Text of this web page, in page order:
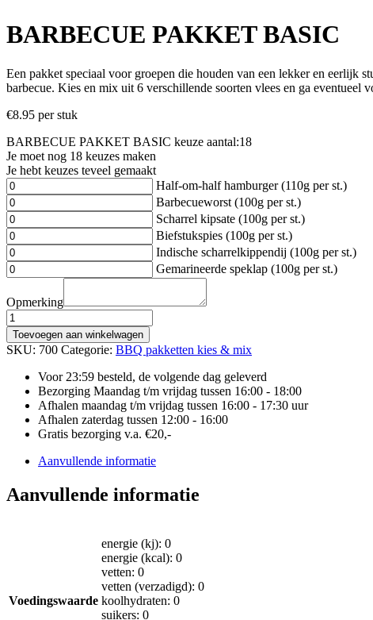
BARBECUE PAKKET BASIC
Een pakket speciaal voor groepen die houden van een lekker en eerlijk
barbecue. Kies en mix uit 6 verschillende soorten vlees en ga eventueel
€8.95 per stuk
BARBECUE PAKKET BASIC keuze aantal:18
Je moet nog 18 keuzes maken
Je hebt keuzes teveel gemaakt
Half-om-half hamburger (110g per st.)
Barbecueworst (100g per st.)
Scharrel kipsate (100g per st.)
Biefstukspies (100g per st.)
Indische scharrelkippendij (100g per st.)
Gemarineerde speklap (100g per st.)
Opmerking
BARBECUE
PAKKET
BASIC
aantal
Toevoegen aan winkelwagen
SKU: 700 Categorie: BBQ pakketten kies & mix
Voor 23:59 besteld, de volgende dag geleverd
Bezorging Maandag t/m vrijdag tussen 16:00 - 18:00
Afhalen maandag t/m vrijdag tussen 16:00 - 17:30 uur
Afhalen zaterdag tussen 12:00 - 16:00
Gratis bezorging v.a. €20,-
Aanvullende informatie
Aanvullende informatie
Voedingswaarde
energie (kj): 0
energie (kcal): 0
vetten: 0
vetten (verzadigd): 0
koolhydraten: 0
suikers: 0